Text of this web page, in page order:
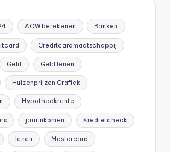
AOW berekenen Banken
Creditcardmaatschappij
Geld Geld lenen
Huizenprijzen Grafiek
Hypotheekrente
jaarinkomen Kredietcheck
lenen Mastercard